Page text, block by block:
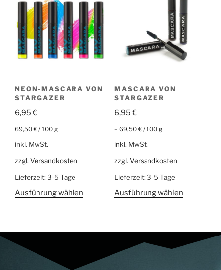
NEON-MASCARA VON
STARGAZER
6,95€
69,50 € / 100 g
inkl. MwSt.
zzgl. Versandkosten
Lieferzeit: 3-5 Tage
Ausführung wählen
MASCARA VON
STARGAZER
6,95€
– 69,50 €/ 100 g
inkl. MwSt.
zzgl. Versandkosten
Lieferzeit: 3-5 Tage
Ausführung wählen